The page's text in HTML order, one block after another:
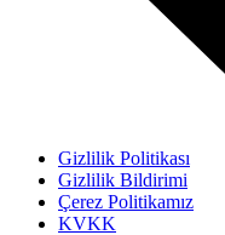
Gizlilik Politikası
Gizlilik Bildirimi
Çerez Politikamız
KVKK